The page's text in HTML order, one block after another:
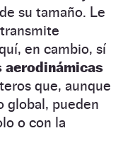
su tamaño. Le
en cambio, sí
aerodinámicas
que, aunque
global, pueden
o con la